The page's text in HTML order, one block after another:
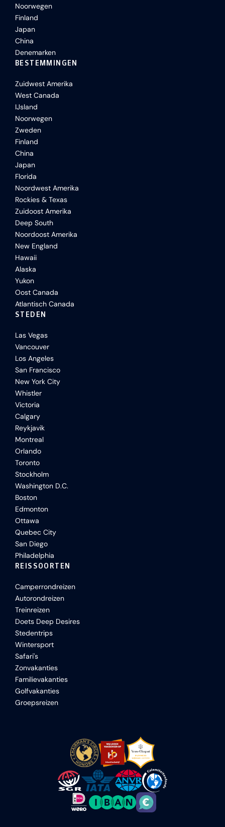
Noorwegen
Finland
Japan
China
Denemarken
BESTEMMINGEN
Zuidwest Amerika
West Canada
IJsland
Noorwegen
Zweden
Finland
China
Japan
Florida
Noordwest Amerika
Rockies & Texas
Zuidoost Amerika
Deep South
Noordoost Amerika
New England
Hawaii
Alaska
Yukon
Oost Canada
Atlantisch Canada
STEDEN
Las Vegas
Vancouver
Los Angeles
San Francisco
New York City
Whistler
Victoria
Calgary
Reykjavik
Montreal
Orlando
Toronto
Stockholm
Washington D.C.
Boston
Edmonton
Ottawa
Quebec City
San Diego
Philadelphia
REISSOORTEN
Camperrondreizen
Autorondreizen
Treinreizen
Doets Deep Desires
Stedentrips
Wintersport
Safari's
Zonvakanties
Familievakanties
Golfvakanties
Groepsreizen